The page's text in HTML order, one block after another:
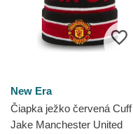
New Era
Čiapka ježko červená Cuff
Jake Manchester United